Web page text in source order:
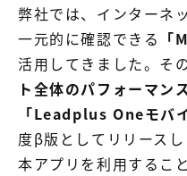
弊社では、インターネ
一元的に確認できる 「
活用してきました。そ
ト全体のパフォーマン
「Leadplus Oneモバ
度β版としてリリースし
本アプリを利用するこ